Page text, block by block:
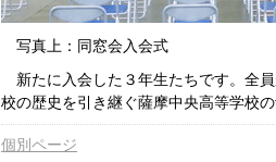
写真上：同窓会入会式
新たに入会した３年生たちです。全
校の歴史を引き継ぐ薩摩中央高等学校
個別ページ